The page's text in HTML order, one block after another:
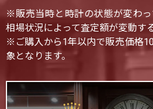
※販売当時と時計の状態が変わっ
相場状況によって査定額が変動す
※ご購入から1年以内で販売価格
象となります。